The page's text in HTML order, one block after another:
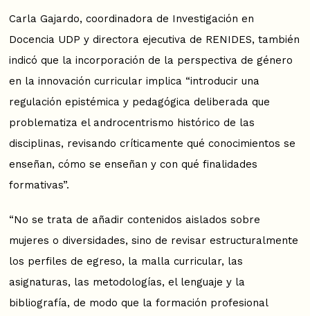
Carla Gajardo, coordinadora de Investigación en
Docencia UDP y directora ejecutiva de RENIDES, también
indicó que la incorporación de la perspectiva de género
en la innovación curricular implica “introducir una
regulación epistémica y pedagógica deliberada que
problematiza el androcentrismo histórico de las
disciplinas, revisando críticamente qué conocimientos se
enseñan, cómo se enseñan y con qué finalidades
formativas”.
“No se trata de añadir contenidos aislados sobre
mujeres o diversidades, sino de revisar estructuralmente
los perfiles de egreso, la malla curricular, las
asignaturas, las metodologías, el lenguaje y la
bibliografía, de modo que la formación profesional